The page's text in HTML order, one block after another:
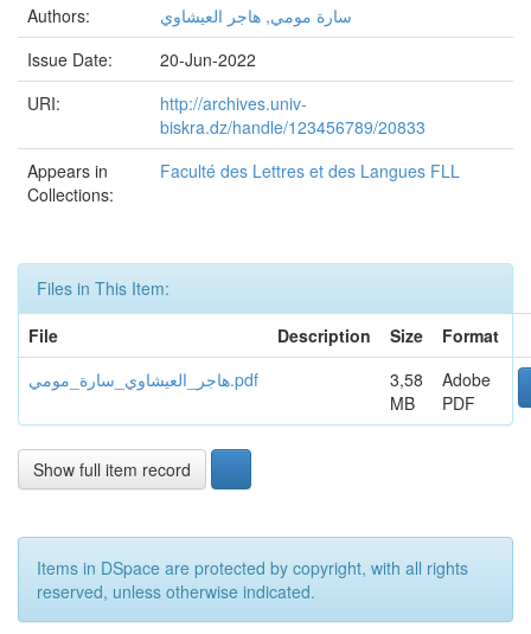
Authors:
سارة مومي, هاجر العيشاوي
Issue Date:
20-Jun-2022
URI:
http://archives.univ-
biskra.dz/handle/123456789/20833
Appears in
Collections:
Faculté des Lettres et des Langues FLL
Files in This Item:
File
Description Size
Format
هاجر_العيشاوي_سارة_مومي.pdf
3,58
MB
Adobe
PDF
Show full item record
Items in DSpace are protected by copyright, with all rights
reserved, unless otherwise indicated.